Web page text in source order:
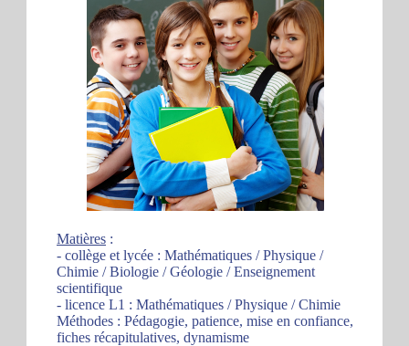
Matières :
- collège et lycée : Mathématiques / Physique /
Chimie / Biologie / Géologie / Enseignement
scientifique
- licence L1 : Mathématiques / Physique / Chimie
Méthodes : Pédagogie, patience, mise en confiance,
fiches récapitulatives, dynamisme